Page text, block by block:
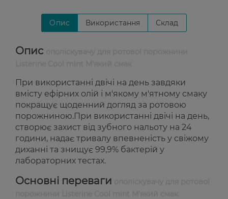
Опис Використання Склад
Опис
При використанні двічі на день завдяки
вмісту ефірних олій і м'якому м'ятному смаку
покращує щоденний догляд за ротовою
порожниною.При використанні двічі на день,
створює захист від зубного нальоту на 24
години, надає тривалу впевненість у свіжому
диханні та знищує 99,9% бактерій у
лабораторних тестах.
Основні переваги